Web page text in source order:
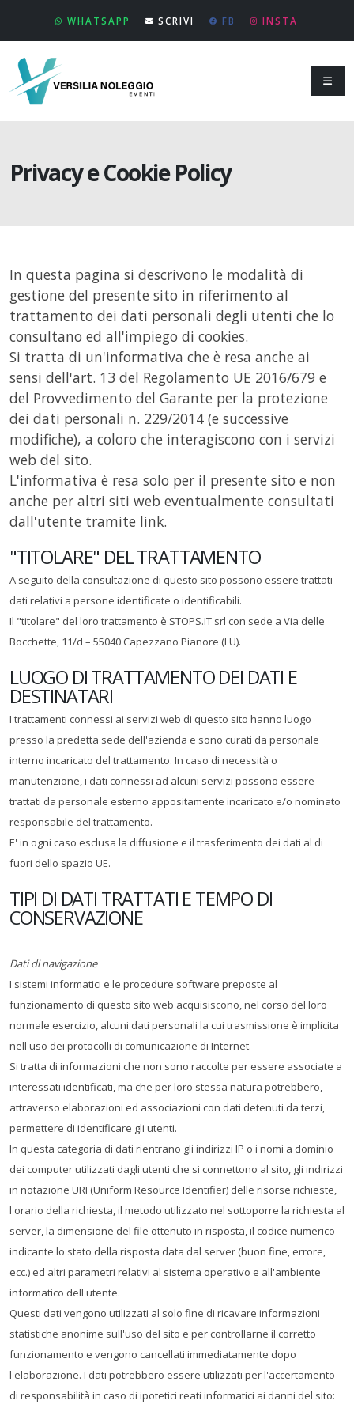
WHATSAPP SCRIVI FB INSTA
Privacy e Cookie Policy
In questa pagina si descrivono le modalità di
gestione del presente sito in riferimento al
trattamento dei dati personali degli utenti che lo
consultano ed all'impiego di cookies.
Si tratta di un'informativa che è resa anche ai
sensi dell'art. 13 del Regolamento UE 2016/679 e
del Provvedimento del Garante per la protezione
dei dati personali n. 229/2014 (e successive
modifiche), a coloro che interagiscono con i servizi
web del sito.
L'informativa è resa solo per il presente sito e non
anche per altri siti web eventualmente consultati
dall'utente tramite link.
"TITOLARE" DEL TRATTAMENTO
A seguito della consultazione di questo sito possono essere trattati
dati relativi a persone identificate o identificabili.
Il "titolare" del loro trattamento è STOPS.IT srl con sede a Via delle
Bocchette, 11/d – 55040 Capezzano Pianore (LU).
LUOGO DI TRATTAMENTO DEI DATI E
DESTINATARI
I trattamenti connessi ai servizi web di questo sito hanno luogo
presso la predetta sede dell'azienda e sono curati da personale
interno incaricato del trattamento. In caso di necessità o
manutenzione, i dati connessi ad alcuni servizi possono essere
trattati da personale esterno appositamente incaricato e/o nominato
responsabile del trattamento.
E' in ogni caso esclusa la diffusione e il trasferimento dei dati al di
fuori dello spazio UE.
TIPI DI DATI TRATTATI E TEMPO DI
CONSERVAZIONE
Dati di navigazione
I sistemi informatici e le procedure software preposte al
funzionamento di questo sito web acquisiscono, nel corso del loro
normale esercizio, alcuni dati personali la cui trasmissione è implicita
nell'uso dei protocolli di comunicazione di Internet.
Si tratta di informazioni che non sono raccolte per essere associate a
interessati identificati, ma che per loro stessa natura potrebbero,
attraverso elaborazioni ed associazioni con dati detenuti da terzi,
permettere di identificare gli utenti.
In questa categoria di dati rientrano gli indirizzi IP o i nomi a dominio
dei computer utilizzati dagli utenti che si connettono al sito, gli indirizzi
in notazione URI (Uniform Resource Identifier) delle risorse richieste,
l'orario della richiesta, il metodo utilizzato nel sottoporre la richiesta al
server, la dimensione del file ottenuto in risposta, il codice numerico
indicante lo stato della risposta data dal server (buon fine, errore,
ecc.) ed altri parametri relativi al sistema operativo e all'ambiente
informatico dell'utente.
Questi dati vengono utilizzati al solo fine di ricavare informazioni
statistiche anonime sull'uso del sito e per controllarne il corretto
funzionamento e vengono cancellati immediatamente dopo
l'elaborazione. I dati potrebbero essere utilizzati per l'accertamento
di responsabilità in caso di ipotetici reati informatici ai danni del sito: